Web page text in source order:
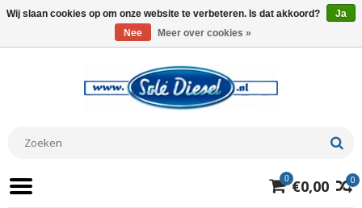
0
0 €0,00
Wij slaan cookies op om onze website te verbeteren. Is dat akkoord?
Ja
Nee
Meer over cookies »